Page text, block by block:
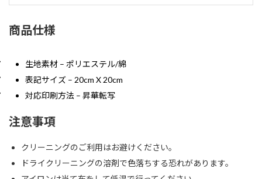
商品仕様
生地素材 – ポリエステル/綿
表記サイズ – 20cm X 20cm
対応印刷方法 – 昇華転写
注意事項
クリーニングのご利用はお避けください。
ドライクリーニングの溶剤で色落ちする恐れがあります。